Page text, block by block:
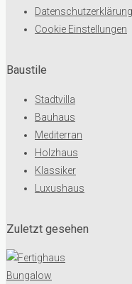
Baustile
Stadtvilla
Bauhaus
Mediterran
Holzhaus
Klassiker
Luxushaus
Datenschutzerklärung
Cookie Einstellungen
Zuletzt gesehen